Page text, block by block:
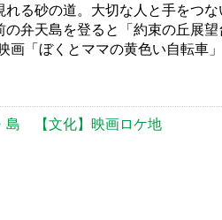
る砂の道。大切な人と手をつ
弁天島を登ると「約束の丘展
「ぼくとママの黄色い自転車
島 【文化】映画ロケ地